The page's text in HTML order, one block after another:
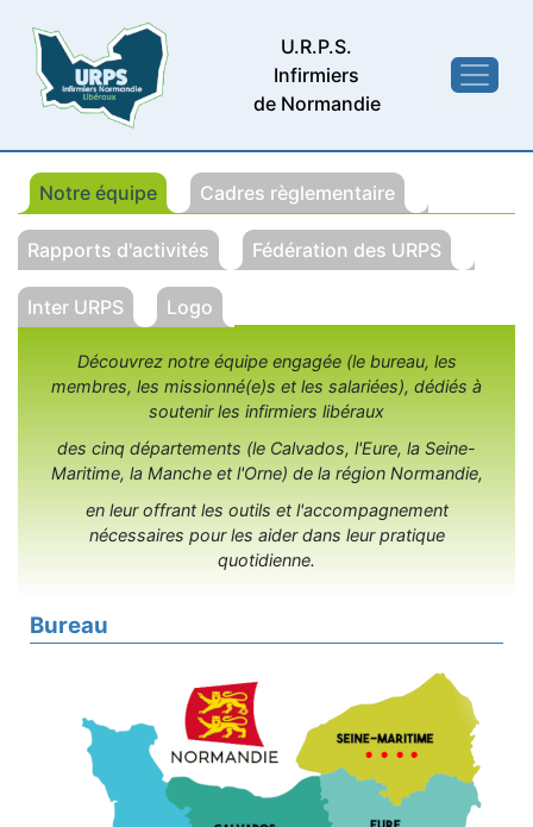
U.R.P.S.
Infirmiers
de Normandie
Notre équipe Cadres règlementaire
Rapports d'activités Fédération des URPS
Inter URPS Logo
Découvrez notre équipe engagée (le bureau, les
membres, les missionné(e)s et les salariées), dédiés à
soutenir les infirmiers libéraux
des cinq départements (le Calvados, l'Eure, la Seine-
Maritime, la Manche et l'Orne) de la région Normandie,
en leur offrant les outils et l'accompagnement
nécessaires pour les aider dans leur pratique
quotidienne.
Bureau